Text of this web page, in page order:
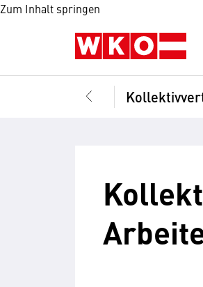
Zum Inhalt springen